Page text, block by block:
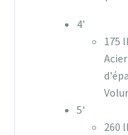
4'
175
5'
260